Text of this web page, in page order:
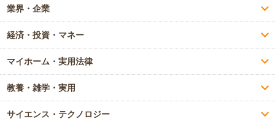
業界・企業
経済・投資・マネー
マイホーム・実用法律
教養・雑学・実用
サイエンス・テクノロジー